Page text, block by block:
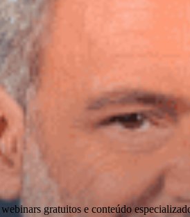
gratuitos e conteúdo